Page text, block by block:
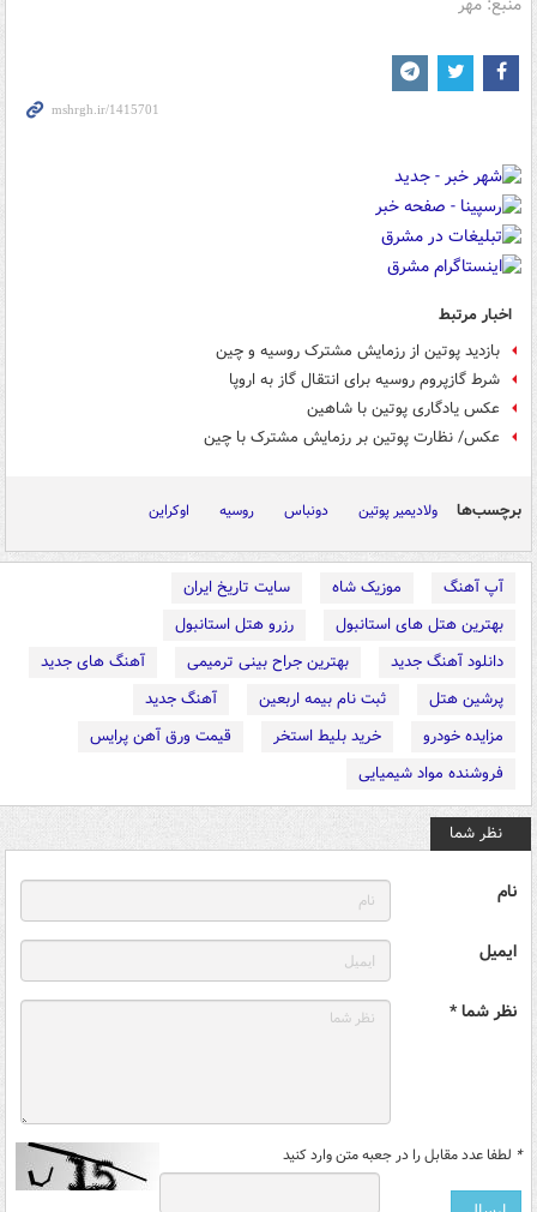
اخبار مرتبط
بازدید پوتین از رزمایش مشترک روسیه و چین
شرط گازپروم روسیه برای انتقال گاز به اروپا
عکس یادگاری پوتین با شاهین
عکس/ نظارت پوتین بر رزمایش مشترک با چین
برچسب‌ها ولادیمیر پوتین دونباس روسیه اوکراین
آپ آهنگ موزیک شاه
سایت تاریخ ایران
بهترین هتل های استانبول
رزرو هتل استانبول
دانلود آهنگ جدید
بهترین جراح بینی ترمیمی
آهنگ های جدید
پرشین هتل
ثبت نام بیمه اربعین
آهنگ جدید
مزایده خودرو
خرید بلیط استخر
قیمت ورق آهن پرایس
فروشنده مواد شیمیایی
نظر شما
نام
ایمیل
نظر شما *
* لطفا عدد مقابل را در جعبه متن وارد کنید